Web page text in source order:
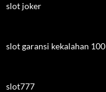
slot joker
slot garansi kekalahan 100
slot777